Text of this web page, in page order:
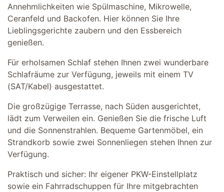
Annehmlichkeiten wie Spülmaschine, Mikrowelle,
Ceranfeld und Backofen. Hier können Sie Ihre
Lieblingsgerichte zaubern und den Essbereich
genießen.
Für erholsamen Schlaf stehen Ihnen zwei wunderbare
Schlafräume zur Verfügung, jeweils mit einem TV
(SAT/Kabel) ausgestattet.
Die großzügige Terrasse, nach Süden ausgerichtet,
lädt zum Verweilen ein. Genießen Sie die frische Luft
und die Sonnenstrahlen. Bequeme Gartenmöbel, ein
Strandkorb sowie zwei Sonnenliegen stehen Ihnen zur
Verfügung.
Praktisch und sicher: Ihr eigener PKW-Einstellplatz
sowie ein Fahrradschuppen für Ihre mitgebrachten